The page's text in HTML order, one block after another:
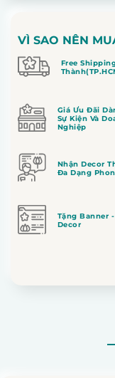
VÌ SAO NÊN
Free
Giá Ưu Đãi
Sự Kiện Và
Nghiệp
Nhận Decor
Đa Dạng
Tặng Banner
Decor